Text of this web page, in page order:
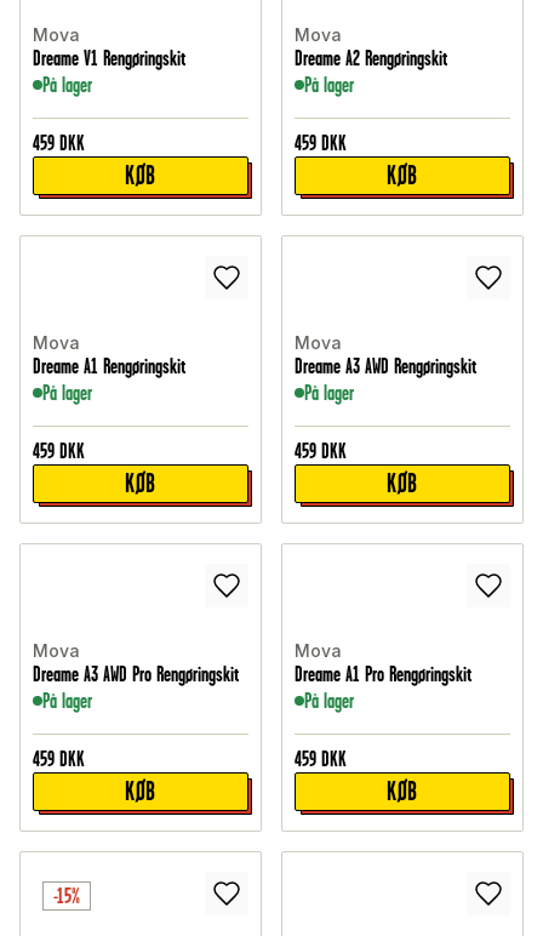
Mova
Dreame V1 Rengøringskit
På lager
459 DKK
KØB
Mova
Dreame A2 Rengøringskit
På lager
459 DKK
KØB
Mova
Dreame A1 Rengøringskit
På lager
459 DKK
KØB
Mova
Dreame A3 AWD Rengøringskit
På lager
459 DKK
KØB
Mova
Dreame A3 AWD Pro Rengøringskit
På lager
459 DKK
KØB
Mova
Dreame A1 Pro Rengøringskit
På lager
459 DKK
KØB
-15%